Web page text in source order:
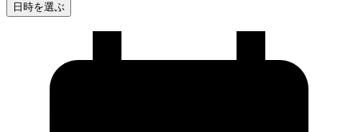
日時を選ぶ